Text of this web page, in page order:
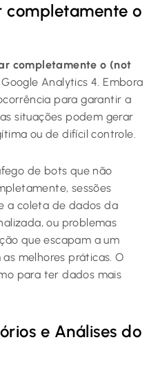
completamente o
completamente o (not
Analytics 4. Embora
para garantir a
situações podem gerar
ou de difícil controle.
de bots que não
sessões
a coleta de dados da
ou problemas
que escapam a um
melhores práticas. O
para ter dados mais
e Análises do